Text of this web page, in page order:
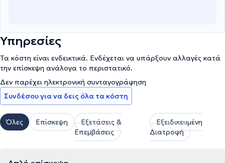
Υπηρεσίες
Τα κόστη είναι ενδεικτικά. Ενδέχεται να υπάρξουν αλλαγές κατά
την επίσκεψη ανάλογα το περιστατικό.
Δεν παρέχει ηλεκτρονική συνταγογράφηση
Συνδέσου για να δεις όλα τα κόστη
Όλες Επίσκεψη
Εξετάσεις &
Επεμβάσεις
Εξειδικευμένη
Διατροφή